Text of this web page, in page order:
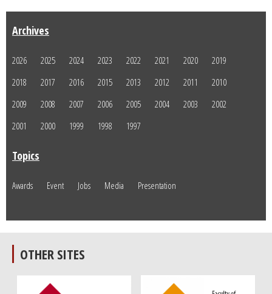
Archives
2026 2025 2024 2023 2022 2021 2020
2019
2018
2017 2016 2015 2013 2012 2011
2010
2009
2008 2007 2006 2005 2004 2003
2002
2001
2000 1999 1998 1997
Topics
Awards Event Jobs Media Presentation
OTHER SITES